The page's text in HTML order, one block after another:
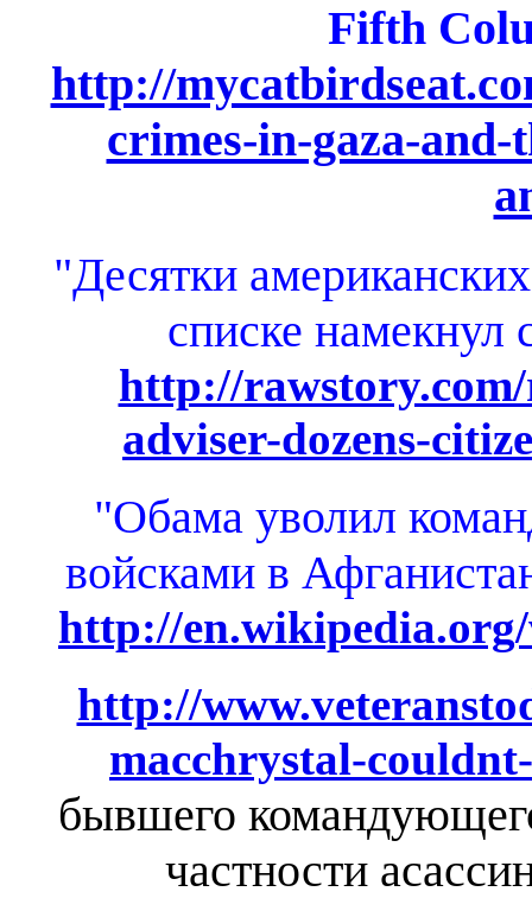
Fifth
http://
crimes-in-gaza-
"Десятки
списке намекнул
http://rawstory.com/
adviser-dozens-
"Обама уволил
войсками в
http://
http://
macchrystal-
бывшего
частности